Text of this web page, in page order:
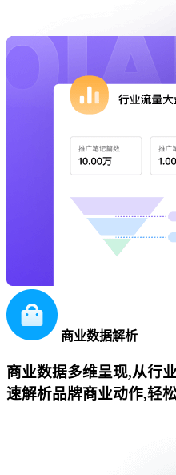
商业数据解析
商业数据多维呈现,从行
速解析品牌商业动作,轻